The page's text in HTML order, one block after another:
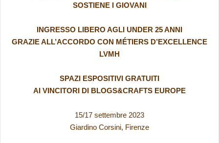
SOSTIENE I GIOVANI
INGRESSO LIBERO AGLI UNDER 25 ANNI
GRAZIE ALL’ACCORDO CON MÉTIERS D’EXCELLENCE
LVMH
SPAZI ESPOSITIVI GRATUITI
AI VINCITORI DI BLOGS&CRAFTS EUROPE
15/17 settembre 2023
Giardino Corsini, Firenze